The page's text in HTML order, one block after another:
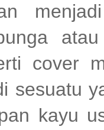
cover
sesuatu
kayu